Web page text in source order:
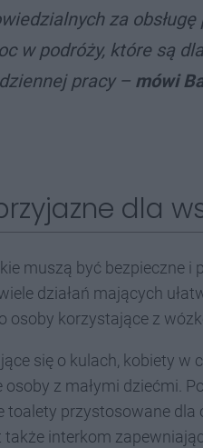
za obsługę
w podróży, które są
pracy – mówi
dla
muszą być bezpieczne i
działań mających
korzystające z
się o kulach, kobiety w
z małymi dziećmi.
przystosowane dla
interkom